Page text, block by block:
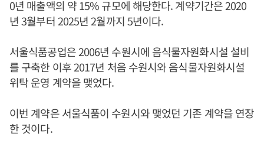
0년 매출액의 약 15% 규모에 해당한다. 계약기간은 2020
년 3월부터 2025년 2월까지 5년이다.
서울식품공업은 2006년 수원시에 음식물자원화시설 설비
를 구축한 이후 2017년 처음 수원시와 음식물자원화시설
위탁 운영 계약을 맺었다.
이번 계약은 서울식품이 수원시와 맺었던 기존 계약을 연장
한 것이다.